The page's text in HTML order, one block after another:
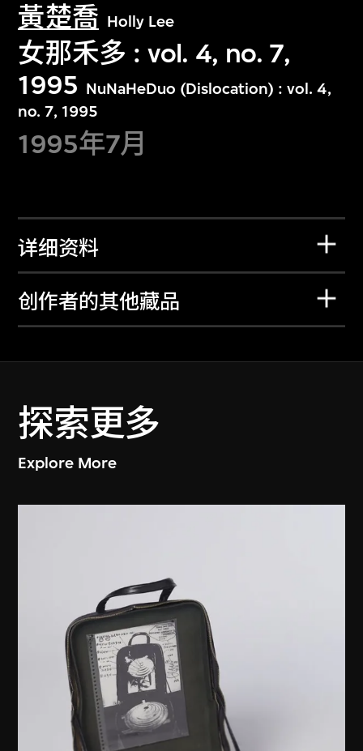
黃楚喬 Holly Lee
女那禾多 : vol. 4, no. 7,
1995 NuNaHeDuo (Dislocation) : vol. 4,
no. 7, 1995
1995年7月
详细资料
创作者的其他藏品
探索更多
Explore More